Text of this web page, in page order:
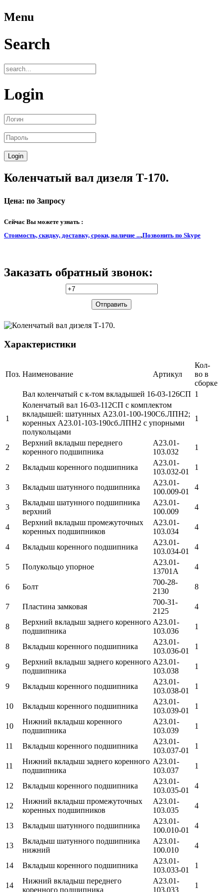
Menu
Search
Login
Коленчатый вал дизеля Т-170.
Цена: по Запросу
Сейчас Вы можете узнать :
Стоимость, скидку, доставку, сроки, наличие ...,Позвонить по Skype
Заказать обратный звонок:
Характеристики
Поз. Наименование Артикул
Кол-
во в
сборке
Вал коленчатый с к-том вкладышей 16-03-126СП 1
1
Коленчатый вал 16-03-112СП с комплектом
вкладышей: шатунных А23.01-100-190С6.ЛПН2;
коренных А23.01-103-190сб.ЛПН2 с упорными
полукольцами
1
2
Верхний вкладыш переднего
коренного подшипника
А23.01-
103.032
1
2 Вкладыш коренного подшипника
А23.01-
103.032-01
1
3 Вкладыш шатунного подшипника
А23.01-
100.009-01
4
3
Вкладыш шатунного подшипника
верхний
А23.01-
100.009
4
4
Верхний вкладыш промежуточных
коренных подшипников
А23.01-
103.034
4
4 Вкладыш коренного подшипника
А23.01-
103.034-01
4
5 Полукольцо упорное
А23.01-
13701А
4
6 Болт
700-28-
2130
8
7 Пластина замковая
700-31-
2125
4
8
Верхний вкладыш заднего коренного
подшипника
А23.01-
103.036
1
8 Вкладыш коренного подшипника
А23.01-
103.036-01
1
9
Верхний вкладыш заднего коренного
подшипника
А23.01-
103.038
1
9 Вкладыш коренного подшипника
А23.01-
103.038-01
1
10 Вкладыш коренного подшипника
А23.01-
103.039-01
1
10
Нижний вкладыш коренного
подшипника
А23.01-
103.039
1
11 Вкладыш коренного подшипника
А23.01-
103.037-01
1
11
Нижний вкладыш заднего коренного
подшипника
А23.01-
103.037
1
12 Вкладыш коренного подшипника
А23.01-
103.035-01
4
12
Нижний вкладыш промежуточных
коренных подшипников
А23.01-
103.035
4
13 Вкладыш шатунного подшипника
А23.01-
100.010-01
4
13
Вкладыш шатунного подшипника
нижний
А23.01-
100.010
4
14 Вкладыш коренного подшипника
А23.01-
103.033-01
1
14
Нижний вкладыш переднего
коренного подшипника
А23.01-
103.033
1